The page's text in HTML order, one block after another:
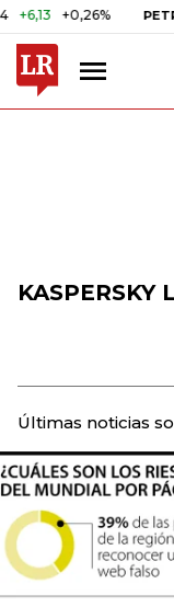
+0,26%
KASPERSKY
Últimas noticias